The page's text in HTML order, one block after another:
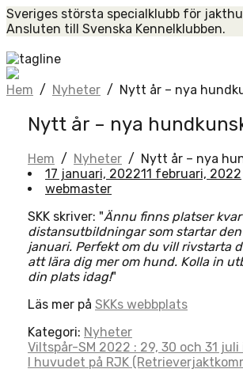
Skip
to
Sveriges största specialklubb för
Ansluten till Svenska Kennelklubben.
Hem / Nyheter / Nytt år – nya
Nytt år – nya
Hem / Nyheter / Nytt år – nya
17 januari, 202211 februari, 2022
webmaster
SKK skriver: "Ännu finns platser
distansutbildningar som startar den
januari. Perfekt om du vill rivstarta
att lära dig mer om hund. Kolla in
din plats idag!"
Läs mer på SKKs webbplats
Kategori: Nyheter
Post
navigation
Viltspår-SM 2022 : 29, 30 och 31 juli
I huvudet på RJK